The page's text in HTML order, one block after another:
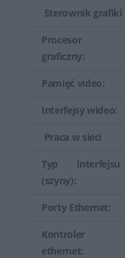
Serwer Dell
pierwszy serwer
Serwer Dell
obudowie typu
Sterownik grafiki
Procesor
graficzny:
Pamięć video:
Interfejsy wideo:
Praca w sieci
Typ interfejsu
(szyny):
Porty Ethernet:
Kontroler
ethernet: